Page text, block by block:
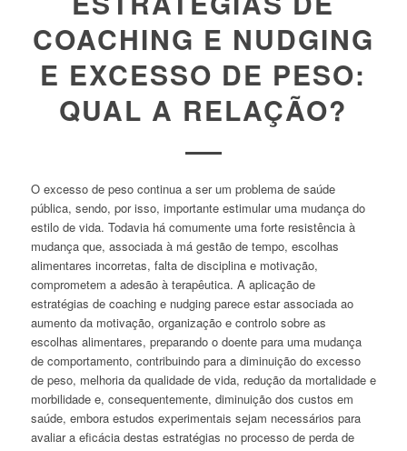
COACHING E NUDGING
E EXCESSO DE PESO:
QUAL A RELAÇÃO?
O excesso de peso continua a ser um problema de saúde
pública, sendo, por isso, importante estimular uma mudança do
estilo de vida. Todavia há comumente uma forte resistência à
mudança que, associada à má gestão de tempo, escolhas
alimentares incorretas, falta de disciplina e motivação,
comprometem a adesão à terapêutica. A aplicação de
estratégias de coaching e nudging parece estar associada ao
aumento da motivação, organização e controlo sobre as
escolhas alimentares, preparando o doente para uma mudança
de comportamento, contribuindo para a diminuição do excesso
de peso, melhoria da qualidade de vida, redução da mortalidade e
morbilidade e, consequentemente, diminuição dos custos em
saúde, embora estudos experimentais sejam necessários para
avaliar a eficácia destas estratégias no processo de perda de